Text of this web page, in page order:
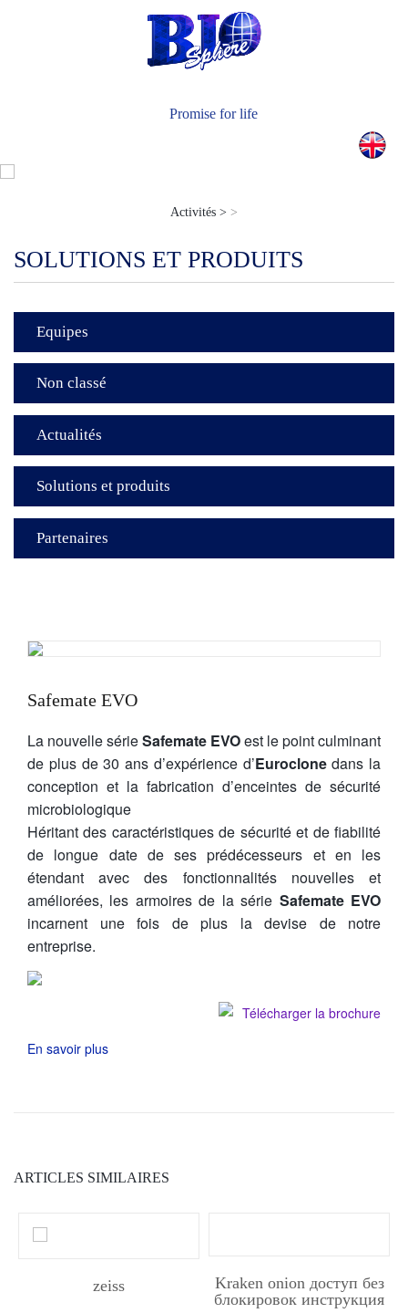
Promise for life
Activités > >
SOLUTIONS ET PRODUITS
Equipes
Non classé
Actualités
Solutions et produits
Partenaires
Safemate EVO
La nouvelle sérieSafemate EVOest le point culminant
de plus de 30 ans d’expérience d’Euroclonedans la
conception et la fabrication d’enceintes de sécurité
microbiologique
Héritant des caractéristiques de sécurité et de fiabilité
de longue date de ses prédécesseurs et en les
étendant avec des fonctionnalités nouvelles et
améliorées, les armoires de la série Safemate EVO
incarnent une fois de plus la devise de notre
entreprise.
Télécharger la brochure
En savoir plus
ARTICLES SIMILAIRES
zeiss
Kraken onion доступ без
блокировок инструкция